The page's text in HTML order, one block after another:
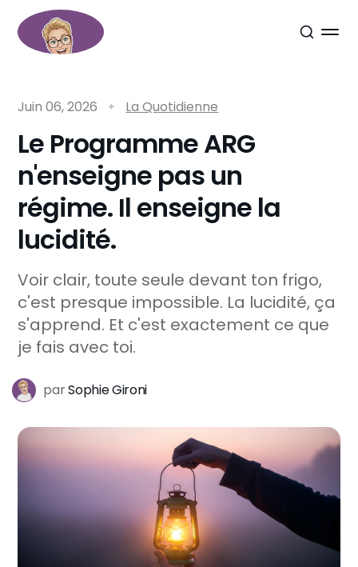
Juin 06, 2026 La Quotidienne
Le Programme ARG
n'enseigne pas un
régime. Il enseigne la
lucidité.
Voir clair, toute seule devant ton frigo,
c'est presque impossible. La lucidité, ça
s'apprend. Et c'est exactement ce que
je fais avec toi.
parSophie Gironi